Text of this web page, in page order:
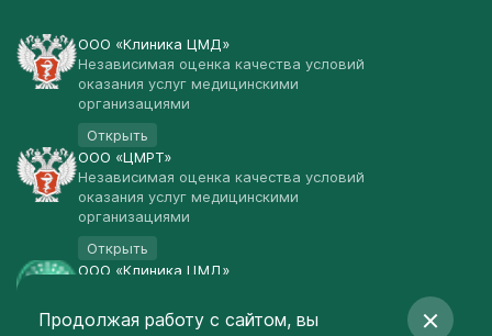
ООО «Клиника ЦМД»
Независимая оценка качества условий
оказания услуг медицинскими
организациями
Открыть
ООО «ЦМРТ»
Независимая оценка качества условий
оказания услуг медицинскими
организациями
Открыть
ООО «Клиника ЦМД»
Открыть
Продолжая работу с сайтом, вы